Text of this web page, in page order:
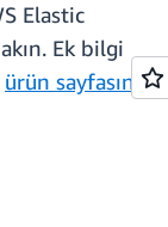
Elastic
Ek bilgi
ürün sayfasını